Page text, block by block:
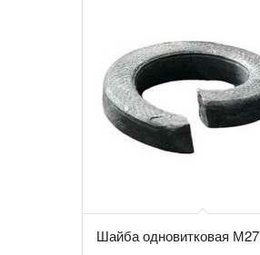
Шайба одновитковая М27